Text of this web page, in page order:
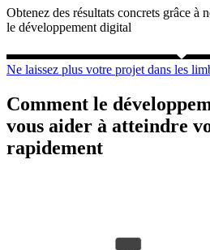
Obtenez des résultats concrets grâce à
le développement digital
Ne laissez plus votre projet dans les
Comment le
vous aider à atteindre
rapidement